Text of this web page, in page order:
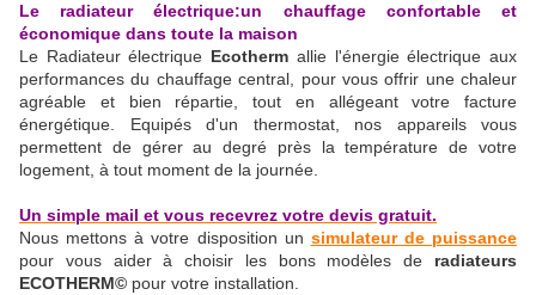
Le radiateur électrique:un chauffage confortable et
économique dans toute la maison
Le Radiateur électrique Ecotherm allie l'énergie électrique aux
performances du chauffage central, pour vous offrir une chaleur
agréable et bien répartie, tout en allégeant votre facture
énergétique. Equipés d'un thermostat, nos appareils vous
permettent de gérer au degré près la température de votre
logement, à tout moment de la journée.
Un simple mail et vous recevrez votre devis gratuit.
Nous mettons à votre disposition un simulateur de puissance
pour vous aider à choisir les bons modèles de radiateurs
ECOTHERM© pour votre installation.